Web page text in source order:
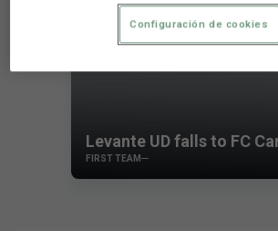
Levante UD falls to FC
FIRST TEAM
Configuración de cookies